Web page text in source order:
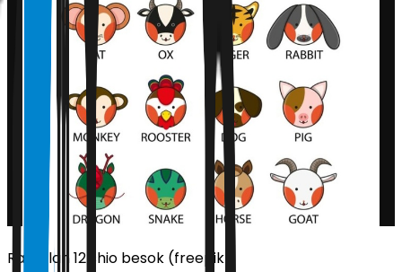
Ramalan 12 shio besok (freepik)